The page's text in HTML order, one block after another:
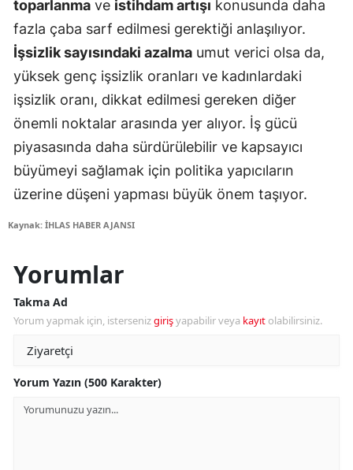
toparlanma ve istihdam artışı konusunda daha
fazla çaba sarf edilmesi gerektiği anlaşılıyor.
İşsizlik sayısındaki azalma umut verici olsa da,
yüksek genç işsizlik oranları ve kadınlardaki
işsizlik oranı, dikkat edilmesi gereken diğer
önemli noktalar arasında yer alıyor. İş gücü
piyasasında daha sürdürülebilir ve kapsayıcı
büyümeyi sağlamak için politika yapıcıların
üzerine düşeni yapması büyük önem taşıyor.
Kaynak: İHLAS HABER AJANSI
Yorumlar
Takma Ad
Yorum yapmak için, istersenizgirişyapabilir veya kayıt olabilirsiniz.
Yorum Yazın (500 Karakter)